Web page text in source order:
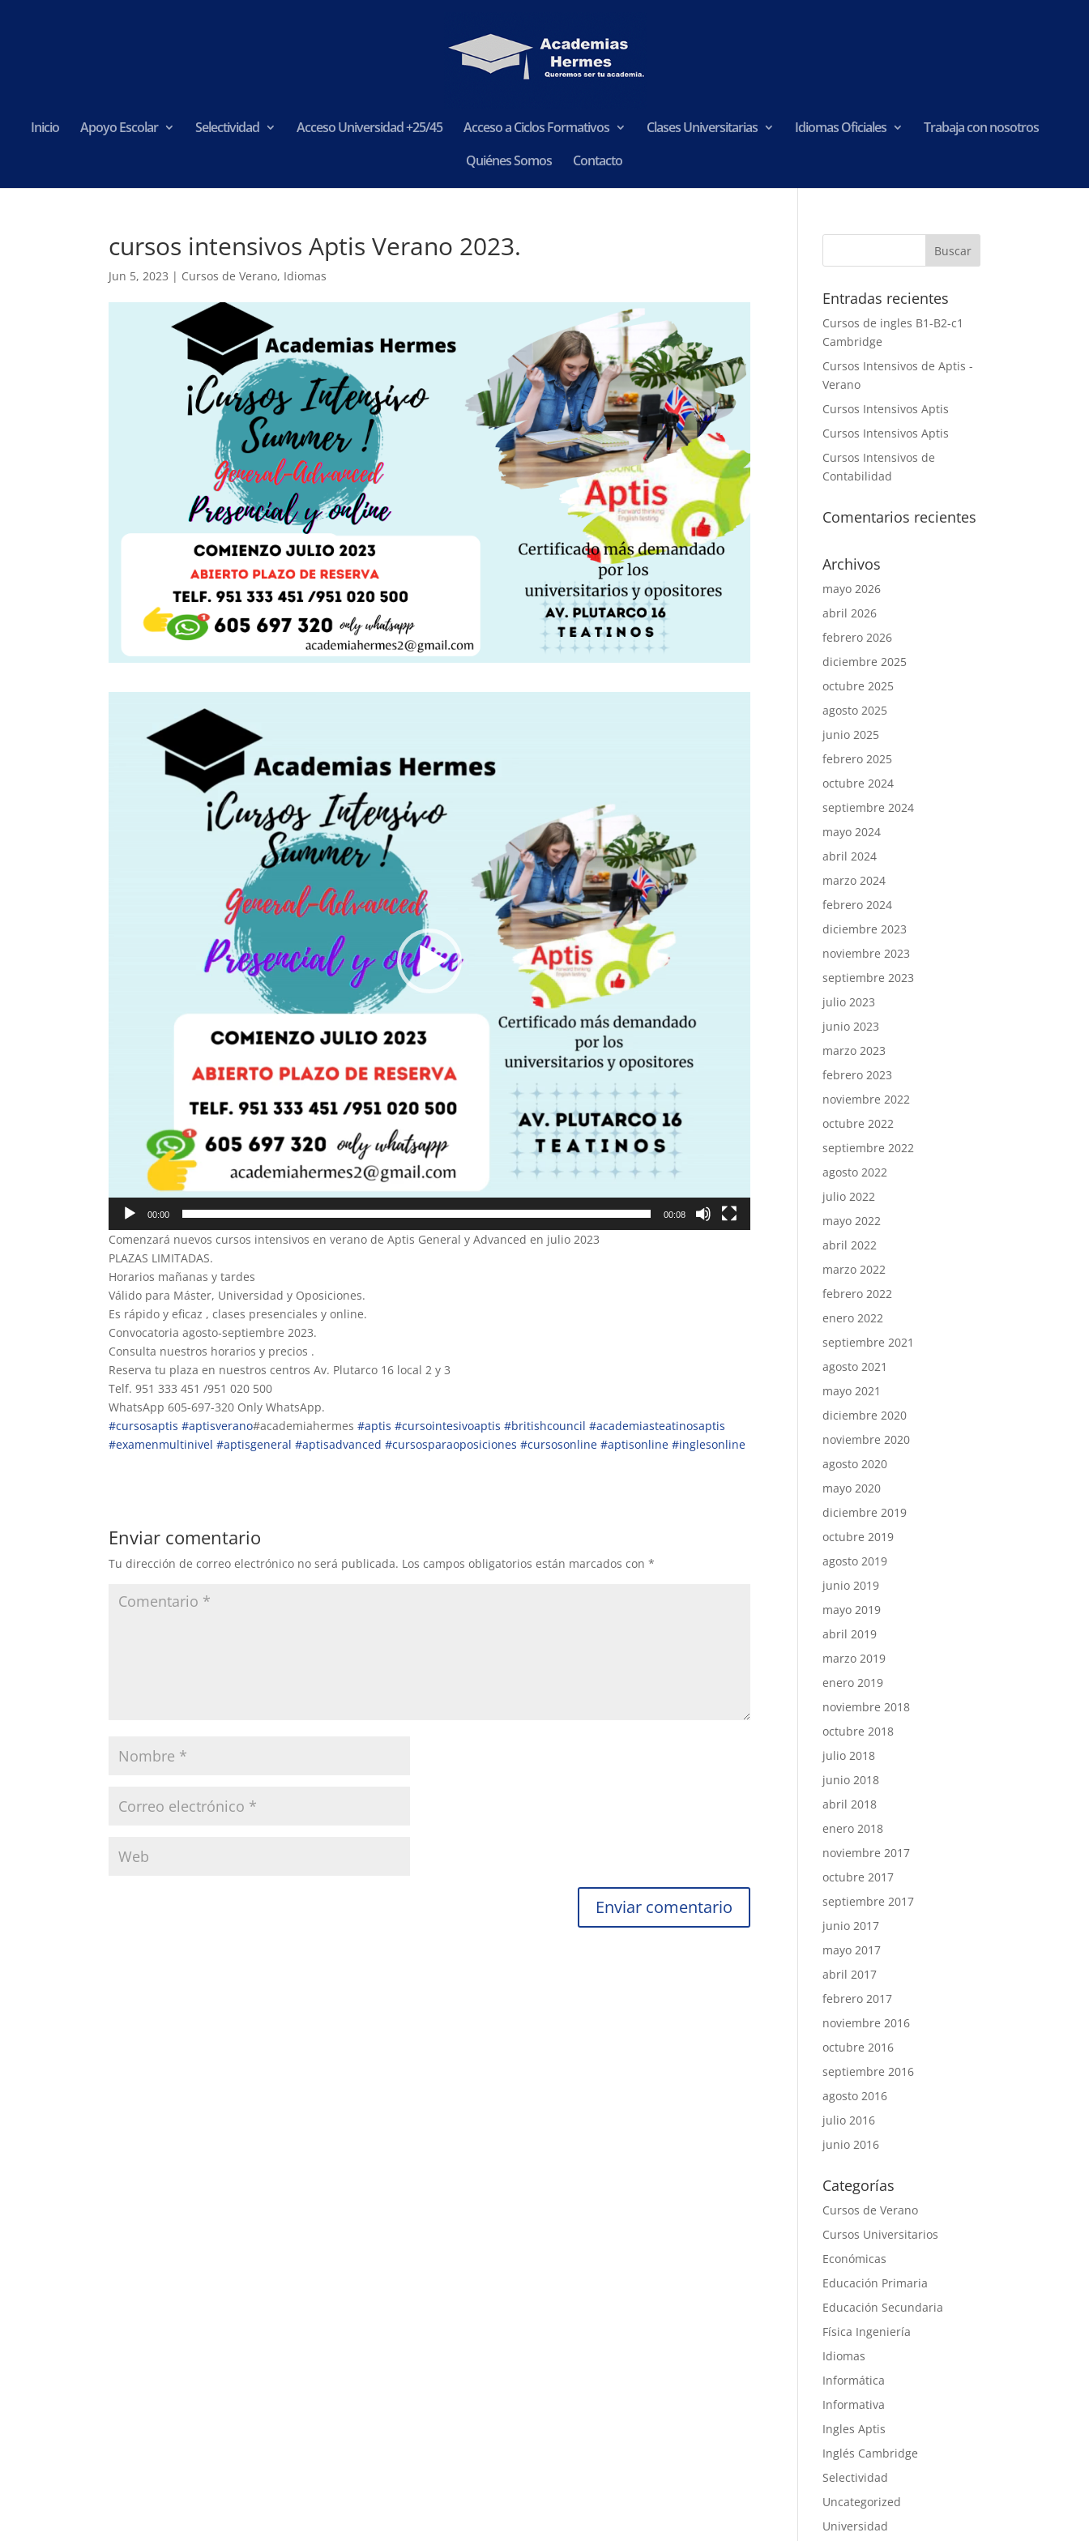
Inicio Apoyo Escolar Selectividad Acceso Universidad +25/45 Acceso a Ciclos Formativos Clases Universitarias Idiomas Oficiales
Trabaja con nosotros
Quiénes Somos
Contacto
cursos intensivos Aptis Verano 2023.
Jun 5, 2023 | Cursos de Verano, Idiomas
00:00 00:08
Comenzará nuevos cursos intensivos en verano de Aptis General y Advanced en julio 2023
PLAZAS LIMITADAS.
Horarios mañanas y tardes
Válido para Máster, Universidad y Oposiciones.
Es rápido y eficaz , clases presenciales y online.
Convocatoria agosto-septiembre 2023.
Consulta nuestros horarios y precios .
Reserva tu plaza en nuestros centros Av. Plutarco 16 local 2 y 3
Telf. 951 333 451 /951 020 500
WhatsApp 605-697-320 Only WhatsApp.
#cursosaptis #aptisverano#academiahermes#aptis #cursointesivoaptis #britishcouncil #academiasteatinosaptis
#examenmultinivel #aptisgeneral #aptisadvanced #cursosparaoposiciones #cursosonline #aptisonline #inglesonline
Enviar comentario
Tu dirección de correo electrónico no será publicada. Los campos obligatorios están marcados con*
Entradas recientes
Cursos de ingles B1-B2-c1
Cambridge
Cursos Intensivos de Aptis -
Verano
Cursos Intensivos Aptis
Cursos Intensivos Aptis
Cursos Intensivos de
Contabilidad
Comentarios recientes
Archivos
mayo 2026
abril 2026
febrero 2026
diciembre 2025
octubre 2025
agosto 2025
junio 2025
febrero 2025
octubre 2024
septiembre 2024
mayo 2024
abril 2024
marzo 2024
febrero 2024
diciembre 2023
noviembre 2023
septiembre 2023
julio 2023
junio 2023
marzo 2023
febrero 2023
noviembre 2022
octubre 2022
septiembre 2022
agosto 2022
julio 2022
mayo 2022
abril 2022
marzo 2022
febrero 2022
enero 2022
septiembre 2021
agosto 2021
mayo 2021
diciembre 2020
noviembre 2020
agosto 2020
mayo 2020
diciembre 2019
octubre 2019
agosto 2019
junio 2019
mayo 2019
abril 2019
marzo 2019
enero 2019
noviembre 2018
octubre 2018
julio 2018
junio 2018
abril 2018
enero 2018
noviembre 2017
octubre 2017
septiembre 2017
junio 2017
mayo 2017
abril 2017
febrero 2017
noviembre 2016
octubre 2016
septiembre 2016
agosto 2016
julio 2016
junio 2016
Categorías
Cursos de Verano
Cursos Universitarios
Económicas
Educación Primaria
Educación Secundaria
Física Ingeniería
Idiomas
Informática
Informativa
Ingles Aptis
Inglés Cambridge
Selectividad
Uncategorized
Universidad